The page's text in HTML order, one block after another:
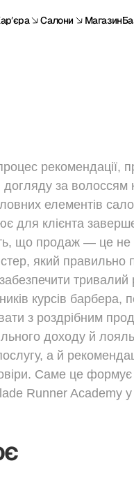
Салони Магазин
рекомендації,
за волоссям
елементів
для клієнта
що продаж — це не
який правильно
тривалий
курсів барбера,
з роздрібним
доходу й
а й
Саме це формує
Runner Academy